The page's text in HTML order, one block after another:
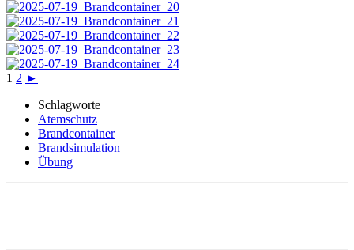
1 2 ►
Schlagworte
Atemschutz
Brandcontainer
Brandsimulation
Übung